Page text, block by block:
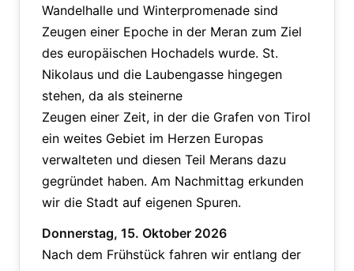
Wandelhalle und Winterpromenade sind
Zeugen einer Epoche in der Meran zum Ziel
des europäischen Hochadels wurde. St.
Nikolaus und die Laubengasse hingegen
stehen, da als steinerne
Zeugen einer Zeit, in der die Grafen von Tirol
ein weites Gebiet im Herzen Europas
verwalteten und diesen Teil Merans dazu
gegründet haben. Am Nachmittag erkunden
wir die Stadt auf eigenen Spuren.
Donnerstag, 15. Oktober 2026
Nach dem Frühstück fahren wir entlang der